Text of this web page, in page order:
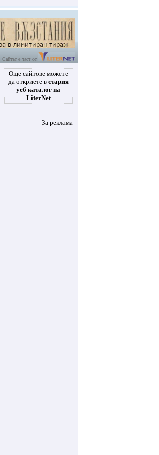
Сайтът е част от
Още сайтове можете
да откриете в стария
уеб каталог на
LiterNet
За реклама